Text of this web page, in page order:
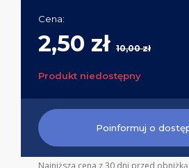
Cena:
2,50 zł 10,00 zł
Produkt niedostępny
Poinformuj o
Najniższa cena z 30 dni przed obniżką: